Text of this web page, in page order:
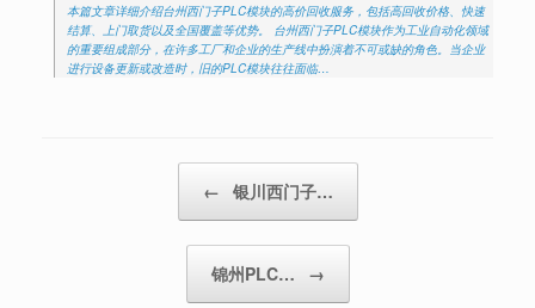
本篇文章详细介绍台州西门子PLC模块的高价回收服务，包括高回收价格、快速
结算、上门取货以及全国覆盖等优势。 台州西门子PLC模块作为工业自动化领域
的重要组成部分，在许多工厂和企业的生产线中扮演着不可或缺的角色。当企业
进行设备更新或改造时，旧的PLC模块往往面临…
← 银川西门子…
锦州PLC… →